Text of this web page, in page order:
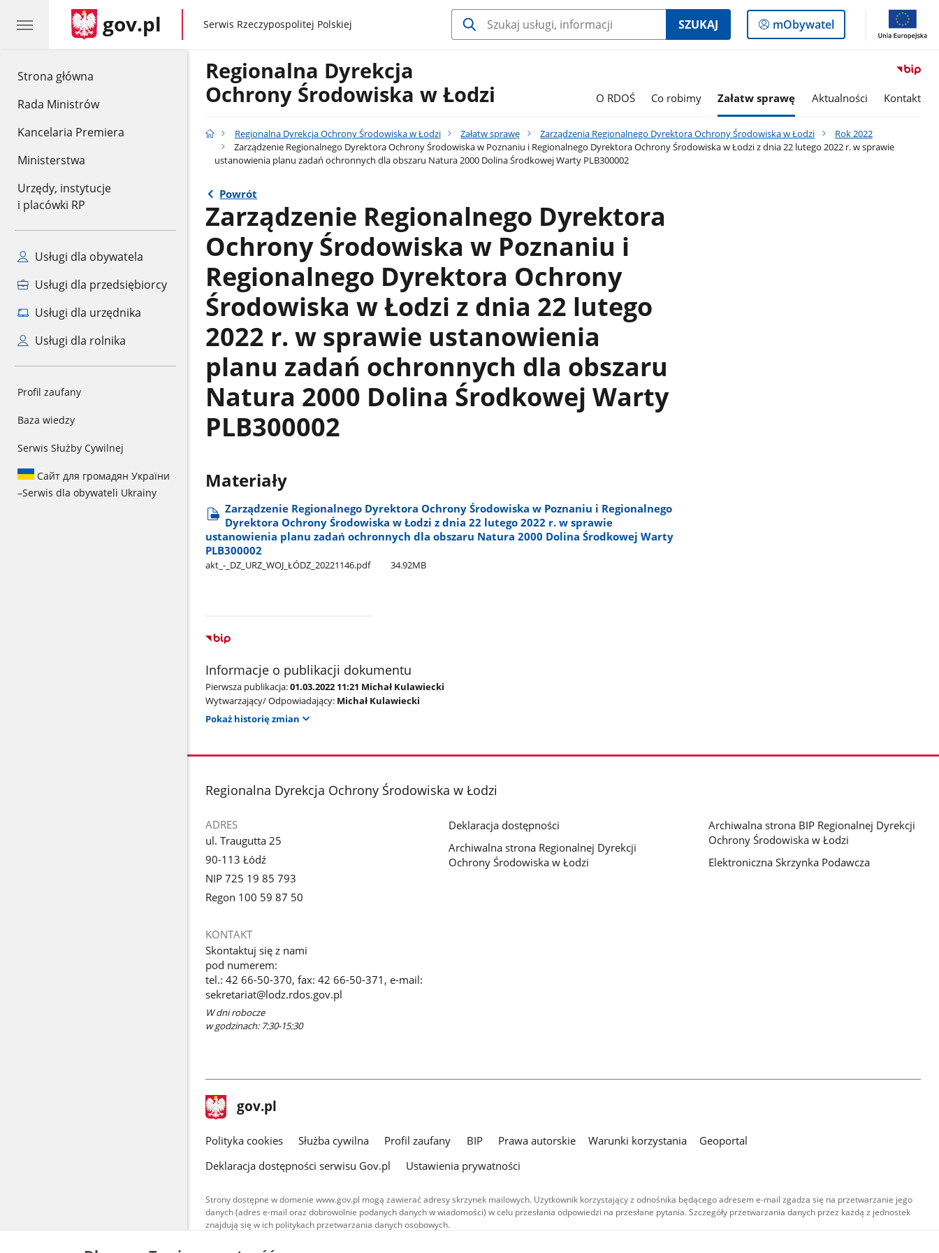
Strona główna
Rada Ministrów
Kancelaria Premiera
Ministerstwa
Urzędy, instytucje
i placówki RP
Usługi dla obywatela
Usługi dla przedsiębiorcy
Usługi dla urzędnika
Usługi dla rolnika
Profil zaufany
Baza wiedzy
Serwis Służby Cywilnej
Сайт для громадян України
–Serwis dla obywateli Ukrainy
gov.pl gov.pl
Serwis Rzeczypospolitej Polskiej SZUKAJ
Logowanie
do
mObywatel
Regionalna Dyrekcja
Ochrony Środowiska w Łodzi
O RDOŚ Co robimy Załatw sprawę Aktualności Kontakt
Regionalna Dyrekcja Ochrony Środowiska w Łodzi Załatw sprawę Zarządzenia Regionalnego Dyrektora Ochrony Środowiska w Łodzi
Rok 2022
Zarządzenie Regionalnego Dyrektora Ochrony Środowiska w Poznaniu i Regionalnego Dyrektora Ochrony Środowiska w Łodzi z dnia 22 lutego 2022 r. w sprawie
ustanowienia planu zadań ochronnych dla obszaru Natura 2000 Dolina Środkowej Warty PLB300002
Powrót
Zarządzenie Regionalnego Dyrektora
Ochrony Środowiska w Poznaniu i
Regionalnego Dyrektora Ochrony
Środowiska w Łodzi z dnia 22 lutego
2022 r. w sprawie ustanowienia
planu zadań ochronnych dla obszaru
Natura 2000 Dolina Środkowej Warty
PLB300002
Materiały
Zarządzenie Regionalnego Dyrektora Ochrony Środowiska w Poznaniu i Regionalnego
Dyrektora Ochrony Środowiska w Łodzi z dnia 22 lutego 2022 r. w sprawie
ustanowienia planu zadań ochronnych dla obszaru Natura 2000 Dolina Środkowej Warty
PLB300002
akt​_-​_DZ​_URZ​_WOJ​_ŁÓDZ​_20221146.pdf 34.92MB
Informacje o publikacji dokumentu
Pierwsza publikacja:01.03.2022 11:21 Michał Kulawiecki
Wytwarzający/ Odpowiadający: Michał Kulawiecki
Pokaż historię zmian
stopka
Regionalna Dyrekcja Ochrony Środowiska w Łodzi
ADRES
ul. Traugutta 25
90-113 Łódź
NIP 725 19 85 793
Regon 100 59 87 50
KONTAKT
Skontaktuj się z nami
pod numerem:
tel.: 42 66-50-370, fax: 42 66-50-371, e-mail:
sekretariat@lodz.rdos.gov.pl
W dni robocze
w godzinach: 7:30-15:30
Deklaracja dostępności
Archiwalna strona Regionalnej Dyrekcji
Ochrony Środowiska w Łodzi
Archiwalna strona BIP Regionalnej Dyrekcji
Ochrony Środowiska w Łodzi
Elektroniczna Skrzynka Podawcza
stopka
gov.pl Strona
gov.pl
gov.pl
Polityka cookies Służba cywilna Profil zaufany BIP Prawa autorskie Warunki korzystania
Geoportal
Deklaracja dostępności serwisu Gov.pl
Ustawienia prywatności
Strony dostępne w domenie www.gov.pl mogą zawierać adresy skrzynek mailowych. Użytkownik korzystający z odnośnika będącego adresem e-mail zgadza się na przetwarzanie jego
danych (adres e-mail oraz dobrowolnie podanych danych w wiadomości) w celu przesłania odpowiedzi na przesłane pytania. Szczegóły przetwarzania danych przez każdą z jednostek
znajdują się w ich politykach przetwarzania danych osobowych.